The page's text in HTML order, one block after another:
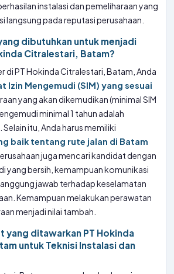
instalasi dan pemeliharaan yang
langsung pada reputasi perusahaan.
dibutuhkan untuk menjadi
Citralestari, Batam?
di PT Hokinda Citralestari, Batam, Anda
Izin Mengemudi (SIM) yang sesuai
yang akan dikemudikan (minimal SIM
minimal 1 tahun adalah
itu, Anda harus memiliki
baik tentang rute jalan di Batam
juga mencari kandidat dengan
yang bersih, kemampuan komunikasi
jawab terhadap keselamatan
Kemampuan melakukan perawatan
menjadi nilai tambah.
yang ditawarkan PT Hokinda
untuk Teknisi Instalasi dan